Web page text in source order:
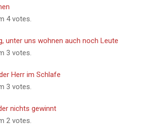
4 votes.
unter uns wohnen auch noch Leute
3 votes.
Herr im Schlafe
3 votes.
nichts gewinnt
2 votes.